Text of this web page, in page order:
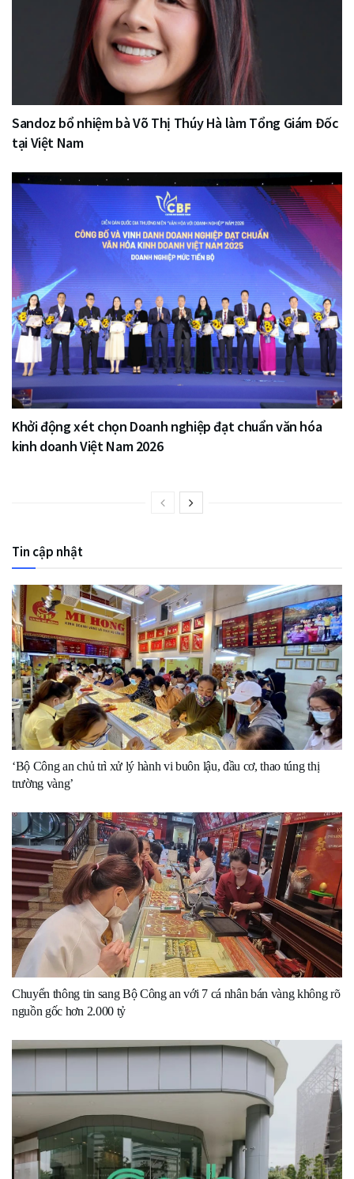
Sandoz bổ nhiệm bà Võ Thị Thúy Hà làm Tổng Giám Đốc
tại Việt Nam
Khởi động xét chọn Doanh nghiệp đạt chuẩn văn hóa
kinh doanh Việt Nam 2026
Tin cập nhật
‘Bộ Công an chủ trì xử lý hành vi buôn lậu, đầu cơ, thao túng thị
trường vàng’
Chuyển thông tin sang Bộ Công an với 7 cá nhân bán vàng không rõ
nguồn gốc hơn 2.000 tỷ